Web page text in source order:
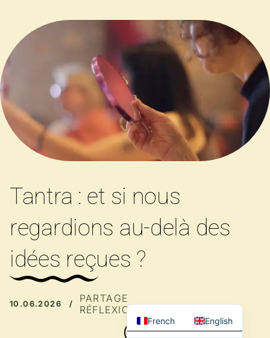
Tantra : et si nous
regardions au-delà des
idées reçues ?
10.06.2026 /
PARTAGE
RÉFLEXION
French English